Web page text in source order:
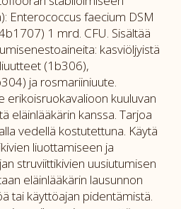
Enterococcus faecium DSM
1 mrd. CFU. Sisältää
kasviöljyistä
(1b306),
ja rosmariiniuute.
erikoisruokavalioon kuuluvan
eläinlääkärin kanssa. Tarjoa
vedellä kostutettuna. Käytä
liuottamiseen ja
struviittikivien uusiutumisen
eläinlääkärin lausunnon
tai käyttöajan pidentämistä.